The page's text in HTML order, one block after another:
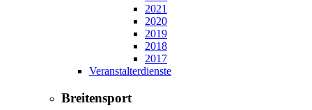
2021
2020
2019
2018
2017
Veranstalterdienste
Breitensport